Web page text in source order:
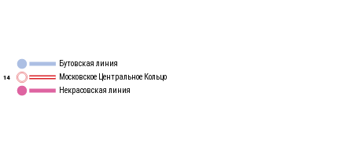
Бутовская линия
Московское Центральное Кольцо
Некрасовская линия
14